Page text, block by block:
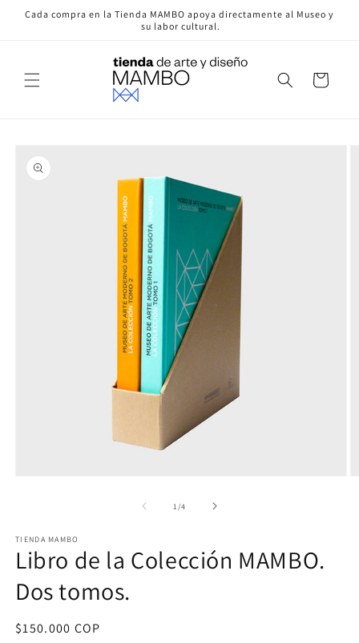
directamente
Cada compra en la Tienda MAMBO apoya directamente al Museo y
su labor cultural.
Carrito
a la
información
una
ventana
modal
1 /de
4
TIENDA MAMBO
Libro de la Colección MAMBO.
Dos tomos.
Precio
$150.000 COP